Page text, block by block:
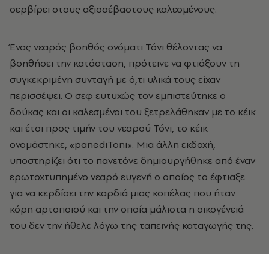
σερβίρει στους αξιοσέβαστους καλεσμένους.
Ένας νεαρός βοηθός ονόματι Τόνι θέλοντας να
βοηθήσει την κατάσταση, πρότεινε να φτιάξουν τη
συγκεκριμένη συνταγή με ό,τι υλικά τους είχαν
περισσέψει. Ο σεφ ευτυχώς τον εμπιστεύτηκε ο
δούκας και οι καλεσμένοι του ξετρελάθηκαν με το κέικ
και έτσι προς τιμήν του νεαρού Τόνι, το κέικ
ονομάστηκε, «panediToni». Μια άλλη εκδοχή,
υποστηρίζει ότι το πανετόνε δημιουργήθηκε από έναν
ερωτοχτυπημένο νεαρό ευγενή ο οποίος το έφτιαξε
για να κερδίσει την καρδιά μιας κοπέλας που ήταν
κόρη αρτοποιού και την οποία μάλιστα η οικογένειά
του δεν την ήθελε λόγω της ταπεινής καταγωγής της.